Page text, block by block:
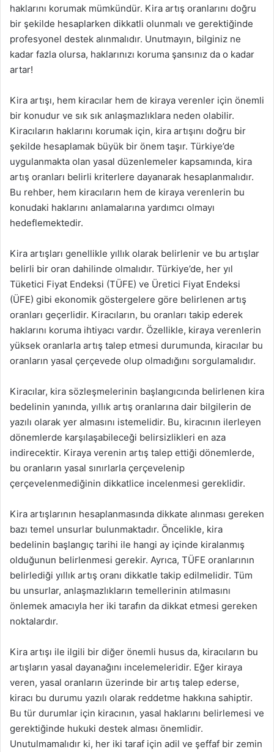
haklarını korumak mümkündür. Kira artış oranlarını doğru
bir şekilde hesaplarken dikkatli olunmalı ve gerektiğinde
profesyonel destek alınmalıdır. Unutmayın, bilginiz ne
kadar fazla olursa, haklarınızı koruma şansınız da o kadar
artar!
Kira artışı, hem kiracılar hem de kiraya verenler için önemli
bir konudur ve sık sık anlaşmazlıklara neden olabilir.
Kiracıların haklarını korumak için, kira artışını doğru bir
şekilde hesaplamak büyük bir önem taşır. Türkiye’de
uygulanmakta olan yasal düzenlemeler kapsamında, kira
artış oranları belirli kriterlere dayanarak hesaplanmalıdır.
Bu rehber, hem kiracıların hem de kiraya verenlerin bu
konudaki haklarını anlamalarına yardımcı olmayı
hedeflemektedir.
Kira artışları genellikle yıllık olarak belirlenir ve bu artışlar
belirli bir oran dahilinde olmalıdır. Türkiye’de, her yıl
Tüketici Fiyat Endeksi (TÜFE) ve Üretici Fiyat Endeksi
(ÜFE) gibi ekonomik göstergelere göre belirlenen artış
oranları geçerlidir. Kiracıların, bu oranları takip ederek
haklarını koruma ihtiyacı vardır. Özellikle, kiraya verenlerin
yüksek oranlarla artış talep etmesi durumunda, kiracılar bu
oranların yasal çerçevede olup olmadığını sorgulamalıdır.
Kiracılar, kira sözleşmelerinin başlangıcında belirlenen kira
bedelinin yanında, yıllık artış oranlarına dair bilgilerin de
yazılı olarak yer almasını istemelidir. Bu, kiracının ilerleyen
dönemlerde karşılaşabileceği belirsizlikleri en aza
indirecektir. Kiraya verenin artış talep ettiği dönemlerde,
bu oranların yasal sınırlarla çerçevelenip
çerçevelenmediğinin dikkatlice incelenmesi gereklidir.
Kira artışlarının hesaplanmasında dikkate alınması gereken
bazı temel unsurlar bulunmaktadır. Öncelikle, kira
bedelinin başlangıç tarihi ile hangi ay içinde kiralanmış
olduğunun belirlenmesi gerekir. Ayrıca, TÜFE oranlarının
belirlediği yıllık artış oranı dikkatle takip edilmelidir. Tüm
bu unsurlar, anlaşmazlıkların temellerinin atılmasını
önlemek amacıyla her iki tarafın da dikkat etmesi gereken
noktalardır.
Kira artışı ile ilgili bir diğer önemli husus da, kiracıların bu
artışların yasal dayanağını incelemeleridir. Eğer kiraya
veren, yasal oranların üzerinde bir artış talep ederse,
kiracı bu durumu yazılı olarak reddetme hakkına sahiptir.
Bu tür durumlar için kiracının, yasal haklarını belirlemesi ve
gerektiğinde hukuki destek alması önemlidir.
Unutulmamalıdır ki, her iki taraf için adil ve şeffaf bir zemin